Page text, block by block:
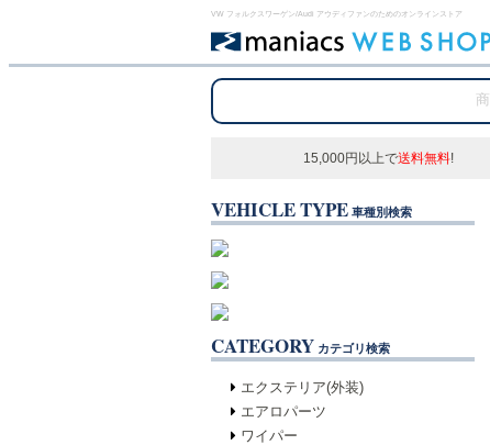
VW フォルクスワーゲン/Audi アウディファンのためのオンラインストア
15,000円以上で送料無料!
VEHICLE TYPE 車種別検索
CATEGORY カテゴリ検索
エクステリア(外装)
エアロパーツ
ワイパー